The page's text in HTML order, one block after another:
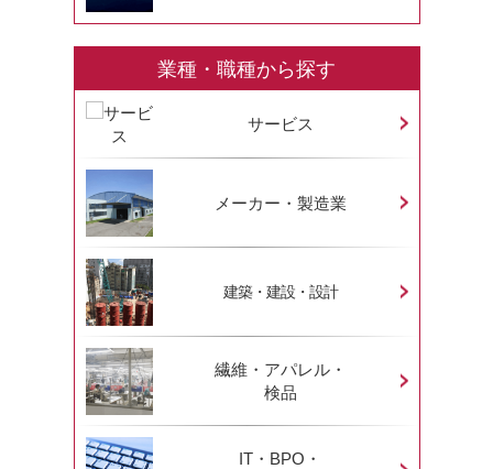
業種・職種から探す
サービス
メーカー・製造業
建築・建設・設計
繊維・アパレル・
検品
IT・BPO・